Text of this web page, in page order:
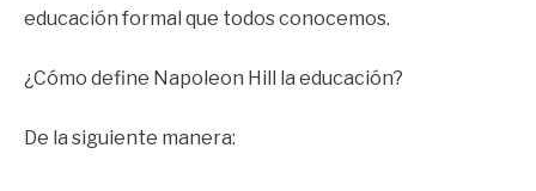
educación formal que todos conocemos.
¿Cómo define Napoleon Hill la educación?
De la siguiente manera: